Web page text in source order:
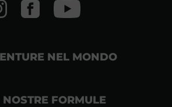
NEL MONDO
NOSTRE FORMULE